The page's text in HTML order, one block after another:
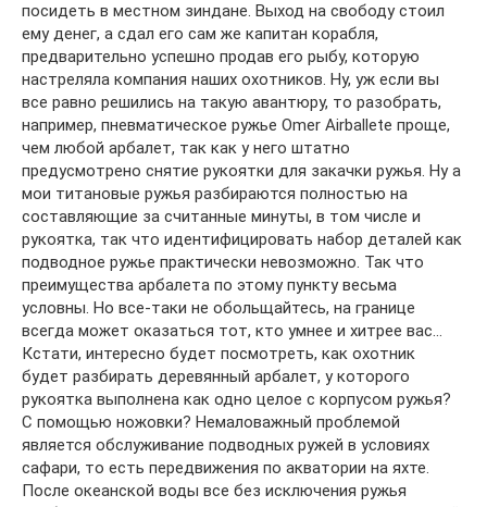
посидеть в местном зиндане. Выход на свободу стоил
ему денег, а сдал его сам же капитан корабля,
предварительно успешно продав его рыбу, которую
настреляла компания наших охотников. Ну, уж если вы
все равно решились на такую авантюру, то разобрать,
например, пневматическое ружье Omer Airballetе проще,
чем любой арбалет, так как у него штатно
предусмотрено снятие рукоятки для закачки ружья. Ну а
мои титановые ружья разбираются полностью на
составляющие за считанные минуты, в том числе и
рукоятка, так что идентифицировать набор деталей как
подводное ружье практически невозможно. Так что
преимущества арбалета по этому пункту весьма
условны. Но все-таки не обольщайтесь, на границе
всегда может оказаться тот, кто умнее и хитрее вас…
Кстати, интересно будет посмотреть, как охотник
будет разбирать деревянный арбалет, у которого
рукоятка выполнена как одно целое с корпусом ружья?
С помощью ножовки? Немаловажный проблемой
является обслуживание подводных ружей в условиях
сафари, то есть передвижения по акватории на яхте.
После океанской воды все без исключения ружья